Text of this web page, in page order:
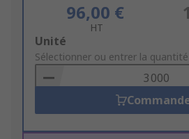
96,00 €
HT
Add
to
Basket
Unité
Sélectionner ou entrer la quantité